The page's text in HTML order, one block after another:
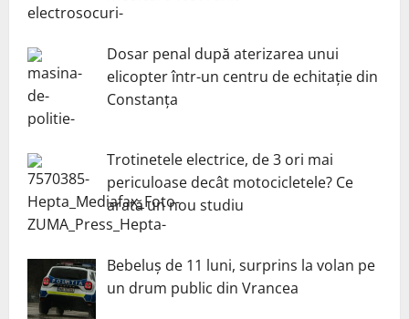
Dosar penal după aterizarea unui
elicopter într-un centru de echitație din
Constanța
Trotinetele electrice, de 3 ori mai
periculoase decât motocicletele? Ce
arată un nou studiu
Bebeluș de 11 luni, surprins la volan pe
un drum public din Vrancea